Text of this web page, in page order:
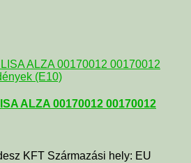
(E10)
ALZA 00170012 00170012
KFT Származási hely: EU